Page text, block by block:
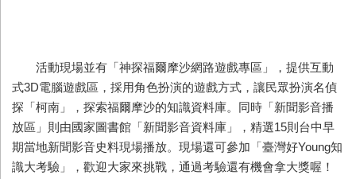
活動現場並有「神探福爾摩沙網路遊戲專區」，提供互動
式3D電腦遊戲區，採用角色扮演的遊戲方式，讓民眾扮演名偵
探「柯南」，探索福爾摩沙的知識資料庫。同時「新聞影音播
放區」則由國家圖書館「新聞影音資料庫」，精選15則台中早
期當地新聞影音史料現場播放。現場還可參加「臺灣好Young知
識大考驗」，歡迎大家來挑戰，通過考驗還有機會拿大獎喔！